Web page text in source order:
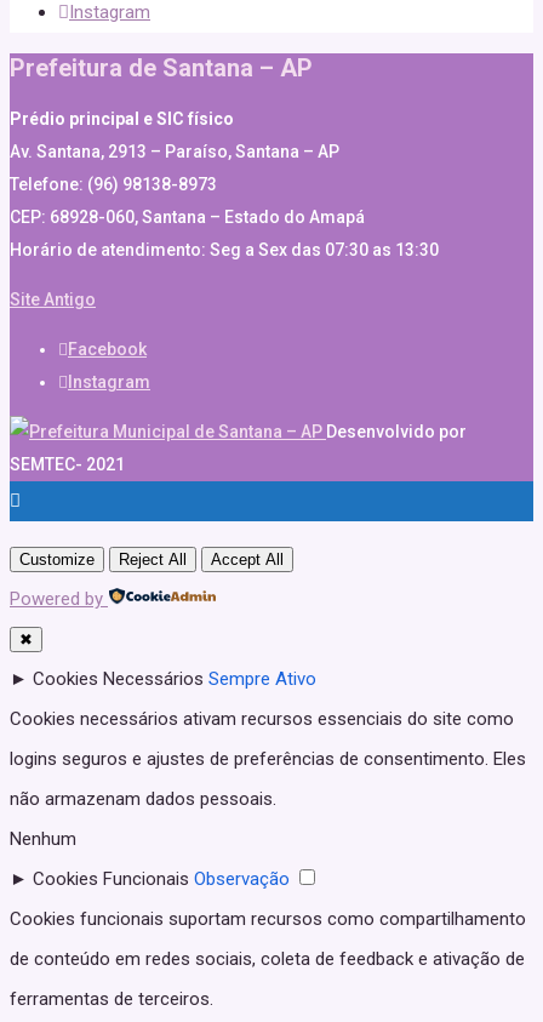
Instagram
Prefeitura de Santana – AP
Prédio principal e SIC físico
Av. Santana, 2913 – Paraíso, Santana – AP
Telefone: (96) 98138-8973
CEP: 68928-060, Santana – Estado do Amapá
Horário de atendimento: Seg a Sex das 07:30 as 13:30
Site Antigo
Facebook
Instagram
Desenvolvido por
SEMTEC- 2021
Customize Reject All Accept All
Powered by
✖
► Cookies Necessários Sempre Ativo
Cookies necessários ativam recursos essenciais do site como
logins seguros e ajustes de preferências de consentimento. Eles
não armazenam dados pessoais.
Nenhum
► Cookies Funcionais Observação
Cookies funcionais suportam recursos como compartilhamento
de conteúdo em redes sociais, coleta de feedback e ativação de
ferramentas de terceiros.